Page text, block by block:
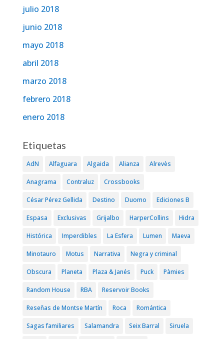
julio 2018
junio 2018
mayo 2018
abril 2018
marzo 2018
febrero 2018
enero 2018
Etiquetas
AdN Alfaguara Algaida Alianza Alrevès
Anagrama Contraluz Crossbooks
César Pérez Gellida Destino Duomo Ediciones B
Espasa Exclusivas Grijalbo HarperCollins Hidra
Histórica Imperdibles La Esfera Lumen Maeva
Minotauro Motus Narrativa Negra y criminal
Obscura Planeta Plaza & Janés Puck Pàmies
Random House RBA Reservoir Books
Reseñas de Montse Martín Roca Romántica
Sagas familiares Salamandra Seix Barral Siruela